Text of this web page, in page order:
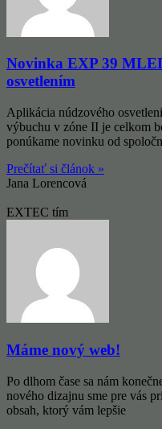
Novinka EXP 39
osvetlením
Aplikácia núdzového
výbuchu v zóne II je celkom
ponúkame novinku od
Prečítať si článok »
Jana Lorencová
EXTEC tím
Máme nový web!
Po dlhom čase sa nám
nového dizajnu sme pre vás
obsah, ktorý vám lepšie